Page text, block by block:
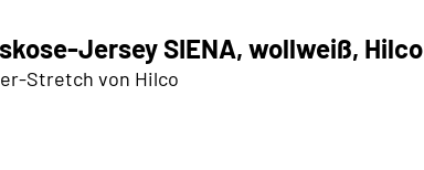
Jersey SIENA, wollweiß, Hilco
Stretch von Hilco